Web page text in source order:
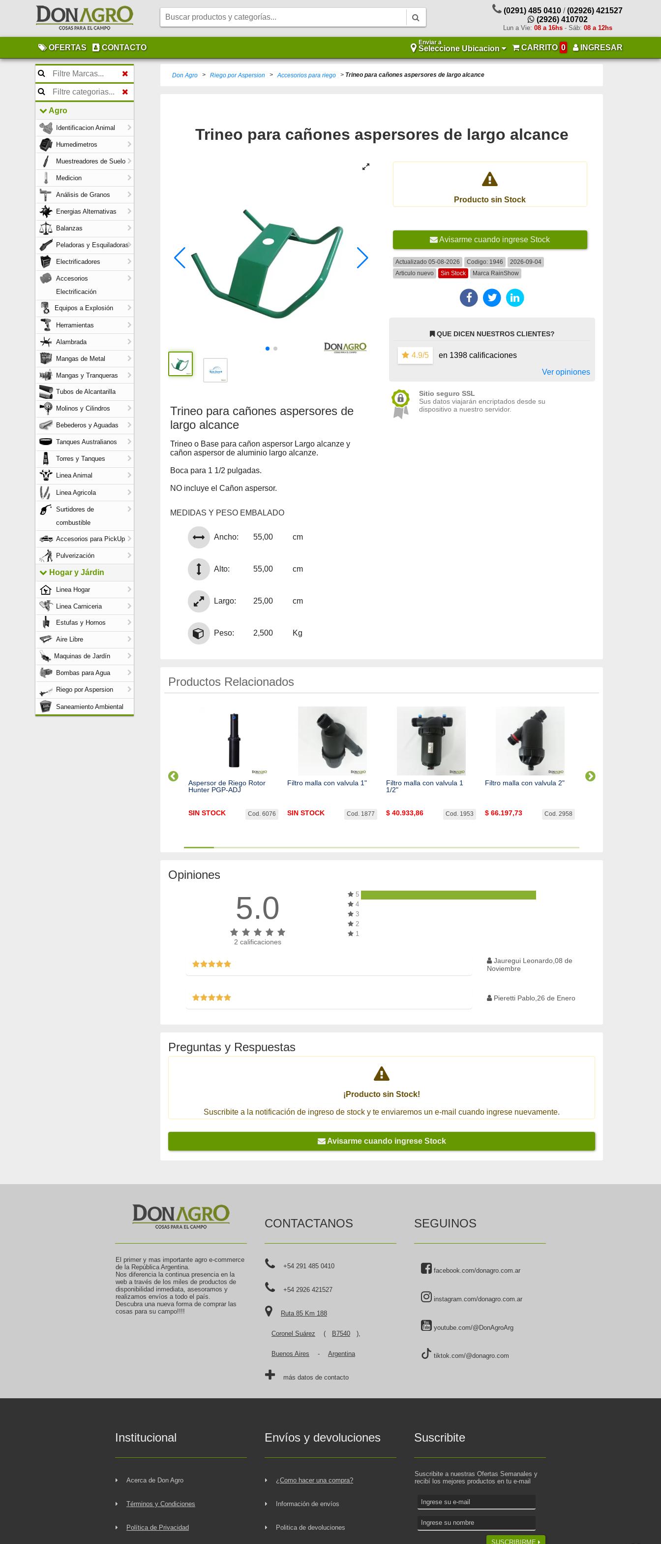
(0291) 485 0410 /(02926) 421527
(2926) 410702
Lun a Vie: 08 a 16hs- Sáb: 08 a 12hs
OFERTAS CONTACTO
Enviar a
Seleccione Ubicacion CARRITO 0 INGRESAR
Agro
Identificacion Animal
Humedimetros
Muestreadores de Suelo
Medicion
Análisis de Granos
Energias Alternativas
Balanzas
Peladoras y Esquiladoras
Electrificadores
Accesorios
Electrificación
Equipos a Explosión
Herramientas
Alambrada
Mangas de Metal
Mangas y Tranqueras
Tubos de Alcantarilla
Molinos y Cilindros
Bebederos y Aguadas
Tanques Australianos
Torres y Tanques
Linea Animal
Linea Agricola
Surtidores de
combustible
Accesorios para PickUp
Pulverización
Hogar y Járdin
Linea Hogar
Linea Carniceria
Estufas y Hornos
Aire Libre
Maquinas de Jardín
Bombas para Agua
Riego por Aspersion
Saneamiento Ambiental
Don Agro > Riego por Aspersion > Accesorios para riego > Trineo para cañones aspersores de largo alcance
Trineo para cañones aspersores de largo alcance
Trineo para cañones aspersores de
largo alcance
Trineo o Base para cañon aspersor Largo alcanze y
cañon aspersor de aluminio largo alcanze.
Boca para 1 1/2 pulgadas.
NO incluye el Cañon aspersor.
MEDIDAS Y PESO EMBALADO
Ancho: 55,00 cm
Alto: 55,00 cm
Largo: 25,00 cm
Peso: 2,500 Kg
Producto sin Stock
Avisarme cuando ingrese Stock
Actualizado 05-08-2026 Codigo: 1946
2026-09-04
Articulo nuevo
Sin Stock Marca RainShow
QUE DICEN NUESTROS CLIENTES?
4.9/5
en 1398 calificaciones
Ver opiniones
Sitio seguro SSL
Sus datos viajarán encriptados desde su
dispositivo a nuestro servidor.
Productos Relacionados
Aspersor de Riego Rotor
Hunter PGP-ADJ
Cod. 6076
SIN STOCK
Filtro malla con valvula 1"
Cod. 1877
SIN STOCK
Filtro malla con valvula 1
1/2"
Cod. 1953
$ 40.933,86
Filtro malla con valvula 2"
Cod. 2958
$ 66.197,73
Aspersor de Riego Rotor
Opiniones
5.0
2 calificaciones
5
4
3
2
1
Jauregui Leonardo,08 de
Noviembre
Pieretti Pablo,26 de Enero
Preguntas y Respuestas
¡Producto sin Stock!
Suscribite a la notificación de ingreso de stock y te enviaremos un e-mail cuando ingrese nuevamente.
Avisarme cuando ingrese Stock
El primer y mas importante agro e-commerce
de la República Argentina.
Nos diferencia la continua presencia en la
web a través de los miles de productos de
disponibilidad inmediata, asesoramos y
realizamos envíos a todo el país.
Descubra una nueva forma de comprar las
cosas para su campo!!!!
CONTACTANOS
+54 291 485 0410
+54 2926 421527
Ruta 85 Km 188
Coronel Suárez ( B7540 ),
Buenos Aires - Argentina
más datos de contacto
SEGUINOS
facebook.com/donagro.com.ar
instagram.com/donagro.com.ar
youtube.com/@DonAgroArg
tiktok.com/@donagro.com
Institucional
Acerca de Don Agro
Términos y Condiciones
Política de Privacidad
Envíos y devoluciones
¿Como hacer una compra?
Información de envíos
Politica de devoluciones
Suscribite
Suscribite a nuestras Ofertas Semanales y
recibí los mejores productos en tu e-mail
SUSCRIBIRME